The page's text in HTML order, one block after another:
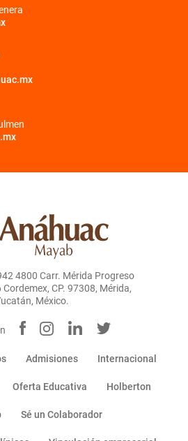
4800 Carr. Mérida Progreso
Cordemex, CP. 97308, Mérida,
México.
Admisiones Internacional
Oferta Educativa Holberton
Sé un Colaborador